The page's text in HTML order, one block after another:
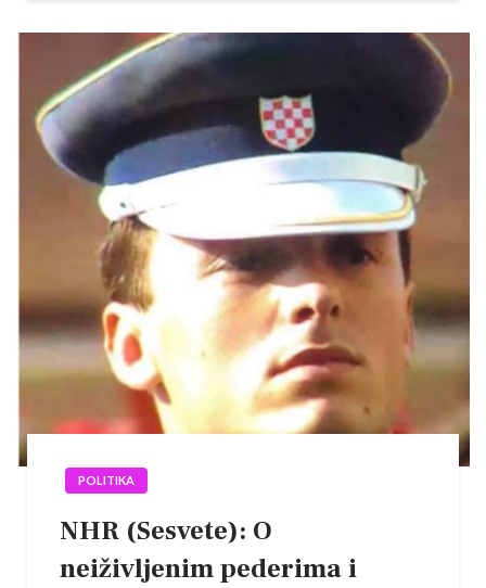
POLITIKA
NHR (Sesvete): O
neiživljenim pederima i